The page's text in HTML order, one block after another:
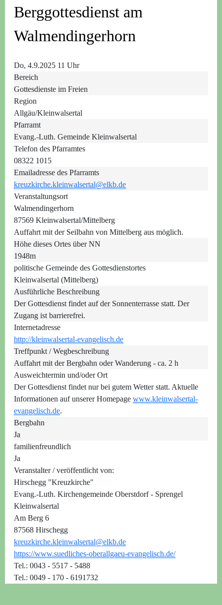
Berggottesdienst am
Walmendingerhorn
Do, 4.9.2025 11 Uhr
Bereich
Gottesdienste im Freien
Region
Allgäu/Kleinwalsertal
Pfarramt
Evang.-Luth. Gemeinde Kleinwalsertal
Telefon des Pfarramtes
08322 1015
Emailadresse des Pfarramts
kreuzkirche.kleinwalsertal@elkb.de
Veranstaltungsort
Walmendingerhorn
87569 Kleinwalsertal/Mittelberg
Auffahrt mit der Seilbahn von Mittelberg aus möglich.
Höhe dieses Ortes über NN
1948m
politische Gemeinde des Gottesdienstortes
Kleinwalsertal (Mittelberg)
Ausführliche Beschreibung
Der Gottesdienst findet auf der Sonnenterrasse statt. Der
Zugang ist barrierefrei.
Internetadresse
http://kleinwalsertal-evangelisch.de
Treffpunkt / Wegbeschreibung
Auffahrt mit der Bergbahn oder Wanderung - ca. 2 h
Ausweichtermin und/oder Ort
Der Gottesdienst findet nur bei gutem Wetter statt. Aktuelle
Informationen auf unserer Homepage www.kleinwalsertal-
evangelisch.de.
Bergbahn
Ja
familienfreundlich
Ja
Veranstalter / veröffentlicht von:
Hirschegg "Kreuzkirche"
Evang.-Luth. Kirchengemeinde Oberstdorf - Sprengel
Kleinwalsertal
Am Berg 6
87568 Hirschegg
kreuzkirche.kleinwalsertal@elkb.de
https://www.suedliches-oberallgaeu-evangelisch.de/
Tel.: 0043 - 5517 - 5488
Tel.: 0049 - 170 - 6191732